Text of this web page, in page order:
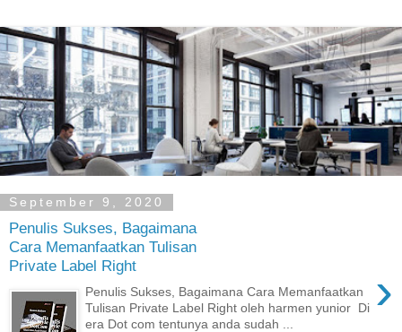
September 9, 2020
Penulis Sukses, Bagaimana
Cara Memanfaatkan Tulisan
Private Label Right
›
Penulis Sukses, Bagaimana Cara Memanfaatkan
Tulisan Private Label Right oleh harmen yunior Di
era Dot com tentunya anda sudah ...